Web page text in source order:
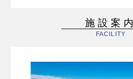
施設案内
FACILITY